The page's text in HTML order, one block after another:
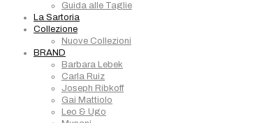
Guida alle Taglie
La Sartoria
Collezione
Nuove Collezioni
BRAND
Barbara Lebek
Carla Ruiz
Joseph Ribkoff
Gai Mattiolo
Leo & Ugo